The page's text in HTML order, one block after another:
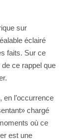
sur
éclairé
faits. Sur ce
ce rappel que
en l’occurrence
chargé
où ce
est une